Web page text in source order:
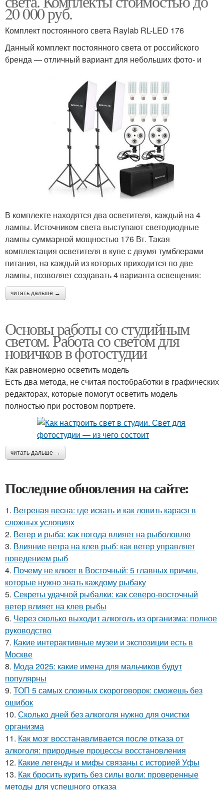
20 000 руб.
Комплект постоянного света Raylab RL-LED 176
Данный комплект постоянного света от российского
бренда — отличный вариант для небольших фото- и
В комплекте находятся два осветителя, каждый на 4
лампы. Источником света выступают светодиодные
лампы суммарной мощностью 176 Вт. Такая
комплектация осветителя в купе с двумя тумблерами
питания, на каждый из которых приходится по две
лампы, позволяет создавать 4 варианта освещения:
читать дальше →
Основы работы со студийным
светом. Работа со светом для
новичков в фотостудии
Как равномерно осветить модель
Есть два метода, не считая постобработки в графических
редакторах, которые помогут осветить модель
полностью при ростовом портрете.
читать дальше →
Последние обновления на сайте:
1. Ветреная весна: где искать и как ловить карася в
сложных условиях
2. Ветер и рыба: как погода влияет на рыболовлю
3. Влияние ветра на клев рыб: как ветер управляет
поведением рыб
4. Почему не клюет в Восточный: 5 главных причин,
которые нужно знать каждому рыбаку
5. Секреты удачной рыбалки: как северо-восточный
ветер влияет на клев рыбы
6. Через сколько выходит алкоголь из организма: полное
руководство
7. Какие интерактивные музеи и экспозиции есть в
Москве
8. Мода 2025: какие имена для мальчиков будут
популярны
9. ТОП 5 самых сложных скороговорок: сможешь без
ошибок
10. Сколько дней без алкоголя нужно для очистки
организма
11. Как мозг восстанавливается после отказа от
алкоголя: природные процессы восстановления
12. Какие легенды и мифы связаны с историей Уфы
13. Как бросить курить без силы воли: проверенные
методы для успешного отказа